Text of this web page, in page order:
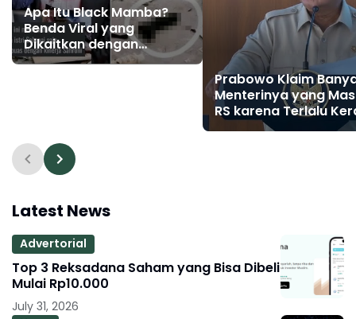
Apa Itu Black Mamba?
Benda Viral yang
Dikaitkan dengan
Sahroni Usai Rumah
Prabowo Klaim
Menterinya yang
RS karena Terlalu
Bekerja
Latest News
Advertorial
Top 3 Reksadana Saham yang Bisa Dibeli
Mulai Rp10.000
July 31, 2026